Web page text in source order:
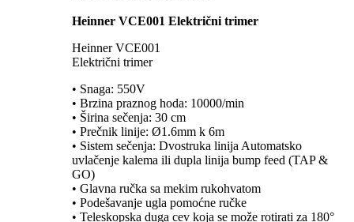
Heinner VCE001 Električni trimer
Heinner VCE001
Električni trimer
• Snaga: 550V
• Brzina praznog hoda: 10000/min
• Širina sečenja: 30 cm
• Prečnik linije: Ø1.6mm k 6m
• Sistem sečenja: Dvostruka linija Automatsko
uvlačenje kalema ili dupla linija bump feed (TAP &
GO)
• Glavna ručka sa mekim rukohvatom
• Podešavanje ugla pomoćne ručke
• Teleskopska duga cev koja se može rotirati za 180°